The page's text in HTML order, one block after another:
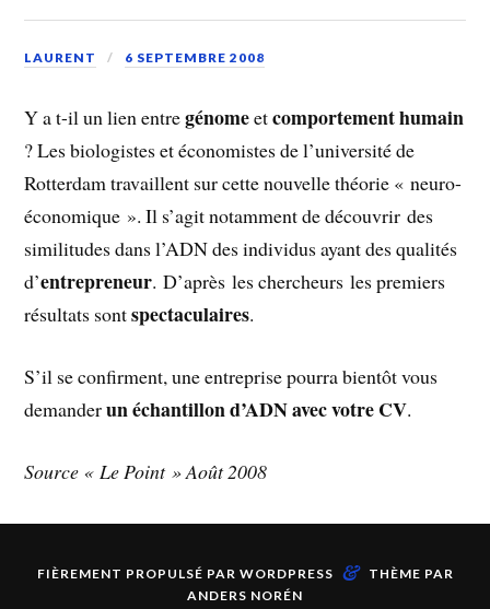
LAURENT 6 SEPTEMBRE 2008
Y a t-il un lien entregénomeetcomportement humain
? Les biologistes et économistes de l’université de
Rotterdam travaillent sur cette nouvelle théorie « neuro-
économique ». Il s’agit notamment de découvrir des
similitudes dans l’ADN des individus ayant des qualités
d’entrepreneur. D’après les chercheurs les premiers
résultats sontspectaculaires.
S’il se confirment, une entreprise pourra bientôt vous
demanderun échantillon d’ADN avec votre CV.
Source « Le Point » Août 2008
FIÈREMENT PROPULSÉ PAR WORDPRESS &
THÈME PAR
ANDERS NORÉN